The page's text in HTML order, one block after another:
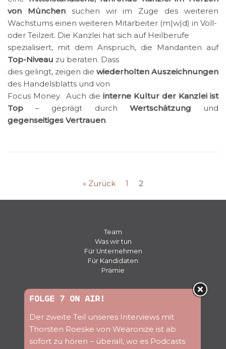
von Münchensuchen wir im Zuge des weiteren
Wachstums einen weiteren Mitarbeiter (m|w|d) in Voll-
oder Teilzeit. Die Kanzlei hat sich auf Heilberufe
spezialisiert, mit dem Anspruch, die Mandanten auf
Top-Niveau zu beraten. Dass
dies gelingt, zeigen die wiederholten Auszeichnungen
des Handelsblatts und von
Focus Money. Auch die interne Kultur der Kanzlei ist
Top – geprägt durch Wertschätzung
und
gegenseitiges Vertrauen.
« Zurück 1 2
Team
Was wir tun
Für Unternehmen
Für Kandidaten
Prämie
Presse
Jobs
Blog
FOLGE 7 ON AIR!
Der zweite Teil unseres Interviews mit
Thorsten Roeske von Wearonize ist ab
sofort zu hören – überall, wo es Podcasts